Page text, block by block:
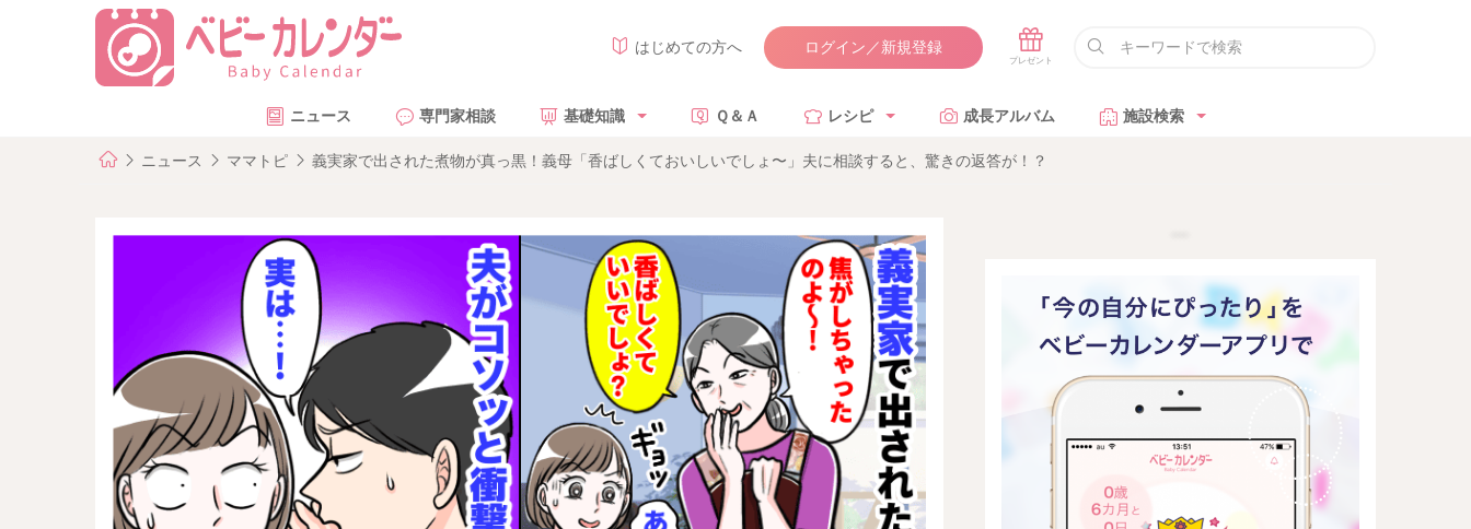
はじめての方へ ログイン／新規登録
ニュース 専門家相談 基礎知識 Ｑ＆Ａ レシピ 成長アルバム 施設検索
ニュース ママトピ 義実家で出された煮物が真っ黒！義母「香ばしくておいしいでしょ〜」夫に相談すると、驚きの返答が！？